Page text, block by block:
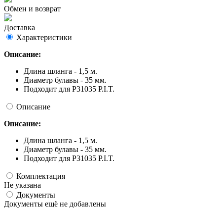
Обмен и возврат
Доставка
Характеристики
Описание:
Длина шланга - 1,5 м.
Диаметр булавы - 35 мм.
Подходит для P31035 P.I.T.
Описание
Описание:
Длина шланга - 1,5 м.
Диаметр булавы - 35 мм.
Подходит для P31035 P.I.T.
Комплектация
Не указана
Документы
Документы ещё не добавлены